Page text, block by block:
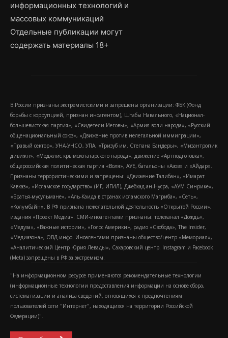
информационных технологий и
массовых коммуникаций
Отдельные публикации могут
содержать материалы 18+
В России признаны экстремистскими и запрещены организации: ФБК (Фонд
борьбы с коррупцией, признан иноагентом), Штабы Навального, «Национал-
большевистская партия», «Свидетели Иеговы», «Армия воли народа», «Русский
общенациональный союз», «Движение против нелегальной иммиграции»,
«Правый сектор», УНА-УНСО, УПА, «Тризуб им. Степана Бандеры», «Мизантропик
дивижн», «Меджлис крымскотатарского народа», движение «Артподготовка»,
общероссийская политическая партия «Воля», АУЕ, батальоны «Азов» и «Айдар».
Признаны террористическими и запрещены: «Движение Талибан», «Имарат
Кавказ», «Исламское государство» (ИГ, ИГИЛ), Джебхад-ан-Нусра, «АУМ Синрике»,
«Братья-мусульмане», «Аль-Каида в странах исламского Магриба», «Сеть»,
«Колумбайн». В РФ признана нежелательной деятельность «Открытой России»,
издания «Проект Медиа». СМИ-иноагентами признаны: телеканал «Дождь»,
«Медуза», «Важные истории», «Голос Америки», радио «Свобода», The Insider,
«Медиазона», ОВД-инфо. Иноагентами признаны общество/центр «Мемориал»,
«Аналитический Центр Юрия Левады», Сахаровский центр. Instagram и Facebook
(Metа) запрещены в РФ за экстремизм.
"На информационном ресурсе применяются рекомендательные технологии
(информационные технологии предоставления информации на основе сбора,
систематизации и анализа сведений, относящихся к предпочтениям
пользователей сети "Интернет", находящихся на территории Российской
Федерации)".